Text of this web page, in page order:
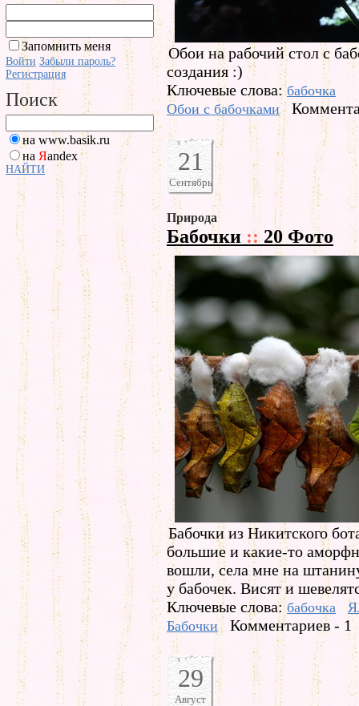
Запомнить меня
Войти Забыли пароль?
Регистрация
Поиск
на www.basik.ru
на Яandex
НАЙТИ
Обои на рабочий стол с
создания :)
Ключевые слова:бабочка
Обои с бабочками
21
Сентябрь
Природа
Бабочки ::20 Фото
Бабочки из Никитского
большие и какие-то
вошли, села мне на
у бабочек. Висят и
Ключевые слова:бабочка
Бабочки
Комментариев - 1
29
Август